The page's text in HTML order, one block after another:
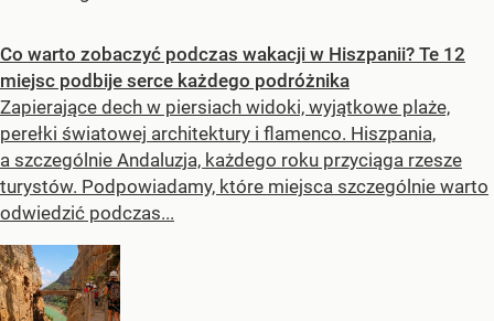
Co warto zobaczyć podczas wakacji w Hiszpanii? Te 12
miejsc podbije serce każdego podróżnika
Zapierające dech w piersiach widoki, wyjątkowe plaże,
perełki światowej architektury i flamenco. Hiszpania,
a szczególnie Andaluzja, każdego roku przyciąga rzesze
turystów. Podpowiadamy, które miejsca szczególnie warto
odwiedzić podczas...